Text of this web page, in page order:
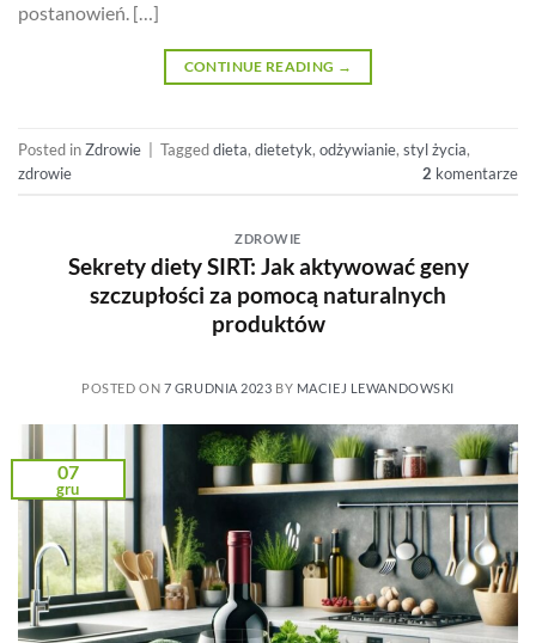
postanowień. […]
CONTINUE READING →
Posted inZdrowie Taggeddieta, dietetyk, odżywianie, styl życia,
zdrowie
2 komentarze
ZDROWIE
Sekrety diety SIRT: Jak aktywować geny
szczupłości za pomocą naturalnych
produktów
POSTED ON 7 GRUDNIA 2023 BY MACIEJ LEWANDOWSKI
07
gru